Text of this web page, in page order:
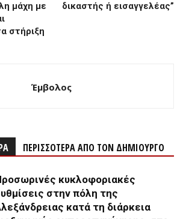
μάχη με
στήριξη
δικαστής ή εισαγγελέας”
Έμβολος
ΠΕΡΙΣΣΟΤΕΡΑ ΑΠΟ ΤΟΝ ΔΗΜΙΟΥΡΓΟ
κυκλοφοριακές
στην πόλη της
κατά τη διάρκεια